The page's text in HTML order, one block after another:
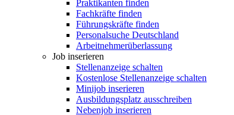
Praktikanten finden
Fachkräfte finden
Führungskräfte finden
Personalsuche Deutschland
Arbeitnehmerüberlassung
Job inserieren
Stellenanzeige schalten
Kostenlose Stellenanzeige schalten
Minijob inserieren
Ausbildungsplatz ausschreiben
Nebenjob inserieren